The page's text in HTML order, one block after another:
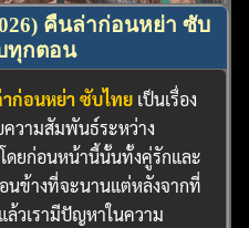
คืนล่าก่อนหย่า ซับ
ทุกตอน
ก่อนหย่า ซับไทย เป็นเรื่อง
ความสัมพันธ์ระหว่าง
ดยก่อนหน้านี้นั้นทั้งคู่รักและ
นข้างที่จะนานแต่หลังจากที่
วเรามีปัญหาในความ